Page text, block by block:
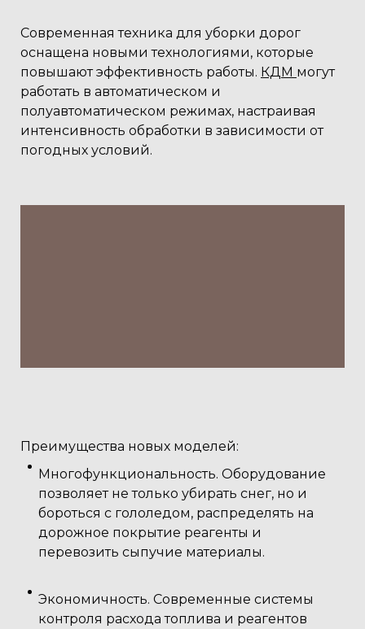
Современная техника для уборки дорог
оснащена новыми технологиями, которые
повышают эффективность работы. КДМ могут
работать в автоматическом и
полуавтоматическом режимах, настраивая
интенсивность обработки в зависимости от
погодных условий.
Преимущества новых моделей:
Многофункциональность. Оборудование
позволяет не только убирать снег, но и
бороться с гололедом, распределять на
дорожное покрытие реагенты и
перевозить сыпучие материалы.
Экономичность. Современные системы
контроля расхода топлива и реагентов